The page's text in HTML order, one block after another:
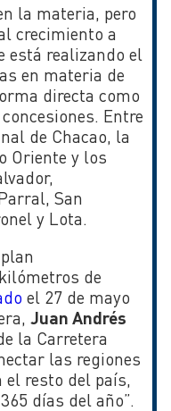
la materia, pero
crecimiento a
está realizando el
en materia de
directa como
Entre
de Chacao, la
Oriente y los
San
y Lota.
de
el 27 de mayo
Juan Andrés
la Carretera
las regiones
el resto del país,
días del año”.